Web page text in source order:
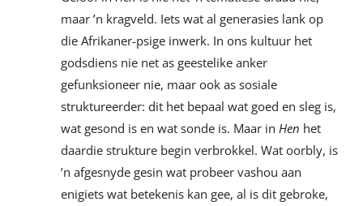
maar ’n kragveld. Iets wat al generasies lank op
die Afrikaner-psige inwerk. In ons kultuur het
godsdiens nie net as geestelike anker
gefunksioneer nie, maar ook as sosiale
struktureerder: dit het bepaal wat goed en sleg is,
wat gesond is en wat sonde is. Maar in Hen het
daardie strukture begin verbrokkel. Wat oorbly, is
’n afgesnyde gesin wat probeer vashou aan
enigiets wat betekenis kan gee, al is dit gebroke,